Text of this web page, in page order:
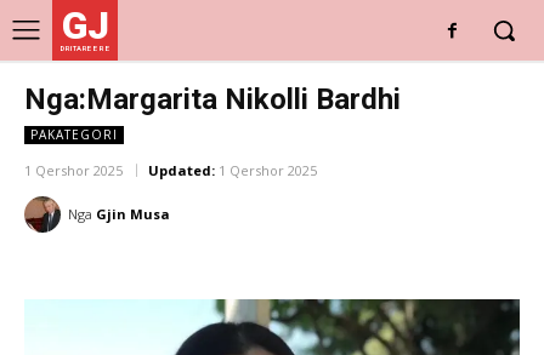
GJ
DRITARE E RE
Nga:Margarita Nikolli Bardhi
PAKATEGORI
1 Qershor 2025 Updated: 1 Qershor 2025
Nga Gjin Musa